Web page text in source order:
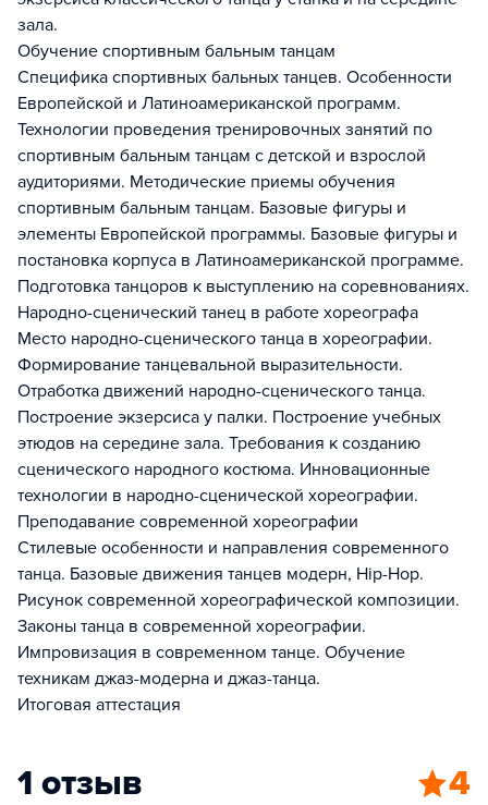
зала.
Обучение спортивным бальным танцам
Специфика спортивных бальных танцев. Особенности
Европейской и Латиноамериканской программ.
Технологии проведения тренировочных занятий по
спортивным бальным танцам с детской и взрослой
аудиториями. Методические приемы обучения
спортивным бальным танцам. Базовые фигуры и
элементы Европейской программы. Базовые фигуры и
постановка корпуса в Латиноамериканской программе.
Подготовка танцоров к выступлению на соревнованиях.
Народно-сценический танец в работе хореографа
Место народно-сценического танца в хореографии.
Формирование танцевальной выразительности.
Отработка движений народно-сценического танца.
Построение экзерсиса у палки. Построение учебных
этюдов на середине зала. Требования к созданию
сценического народного костюма. Инновационные
технологии в народно-сценической хореографии.
Преподавание современной хореографии
Стилевые особенности и направления современного
танца. Базовые движения танцев модерн, Hip-Нop.
Рисунок современной хореографической композиции.
Законы танца в современной хореографии.
Импровизация в современном танце. Обучение
техникам джаз-модерна и джаз-танца.
Итоговая аттестация
1 отзыв 4